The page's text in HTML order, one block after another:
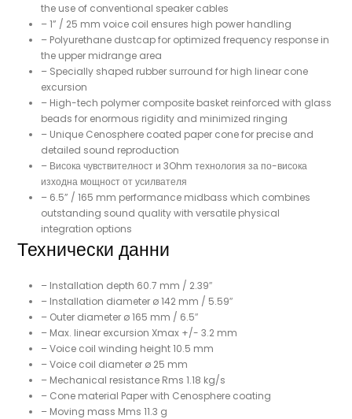
the use of conventional speaker cables
– 1” / 25 mm voice coil ensures high power handling
– Polyurethane dustcap for optimized frequency response in
the upper midrange area
– Specially shaped rubber surround for high linear cone
excursion
– High-tech polymer composite basket reinforced with glass
beads for enormous rigidity and minimized ringing
– Unique Cenosphere coated paper cone for precise and
detailed sound reproduction
– Висока чувствителност и 3Ohm технология за по-висока
изходна мощност от усилвателя
– 6.5” / 165 mm performance midbass which combines
outstanding sound quality with versatile physical
integration options
Технически данни
– Installation depth 60.7 mm / 2.39″
– Installation diameter ø 142 mm / 5.59″
– Outer diameter ø 165 mm / 6.5″
– Max. linear excursion Xmax +/- 3.2 mm
– Voice coil winding height 10.5 mm
– Voice coil diameter ø 25 mm
– Mechanical resistance Rms 1.18 kg/s
– Cone material Paper with Cenosphere coating
– Moving mass Mms 11.3 g